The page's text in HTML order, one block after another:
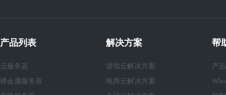
产品列表
云服务器
裸金属服务器
解决方案
游戏云解决方案
电商云解决方案
帮
产